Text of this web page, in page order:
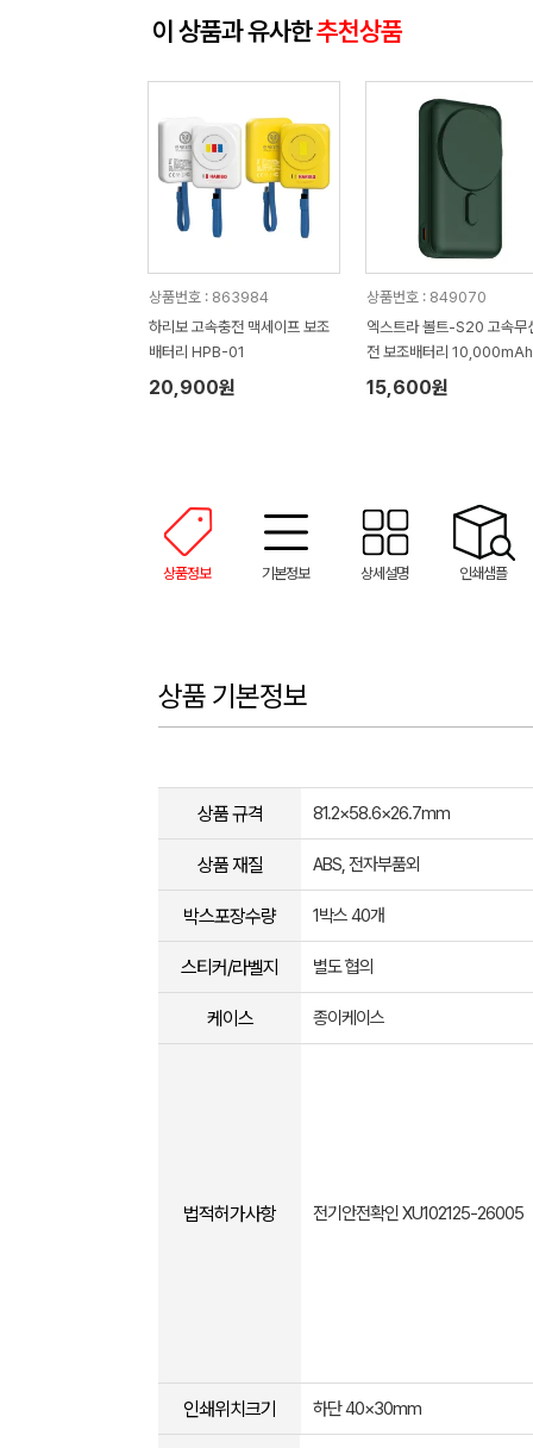
이 상품과 유사한추천상품
상품번호 : 863984
하리보 고속충전 맥세이프 보조
배터리 HPB-01
20,900원
상품번호 : 849070
엑스트라 볼트-S20 고속무
전 보조배터리 10,000mAh
15,600원
상품정보 기본정보 상세설명 인쇄샘플
상품 기본정보
상품 규격 81.2×58.6×26.7mm
상품 재질 ABS, 전자부품외
박스포장수량 1박스 40개
스티커/라벨지 별도 협의
케이스 종이케이스
법적허가사항 전기안전확인 XU102125-26005
인쇄위치크기 하단 40×30mm